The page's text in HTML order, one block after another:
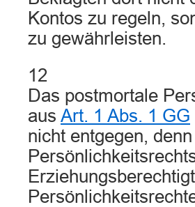
Kontos zu regeln,
zu gewährleisten.
12
Das postmortale
aus Art. 1 Abs. 1 GG
nicht entgegen,